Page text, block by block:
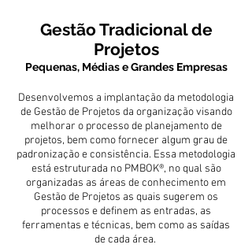
Gestão Tradicional de
Projetos
Pequenas, Médias e Grandes Empresas
Desenvolvemos a implantação da metodologia
de Gestão de Projetos da organização visando
melhorar o processo de planejamento de
projetos, bem como fornecer algum grau de
padronização e consistência. Essa metodologia
está estruturada no PMBOK®, no qual são
organizadas as áreas de conhecimento em
Gestão de Projetos as quais sugerem os
processos e definem as entradas, as
ferramentas e técnicas, bem como as saídas
de cada área.